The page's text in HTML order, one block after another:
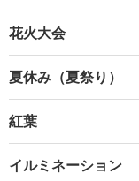
花火大会
夏休み（夏祭り）
紅葉
イルミネーション